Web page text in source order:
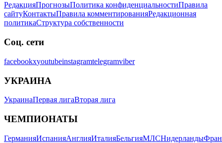
РедакцияПрогнозыПолитика конфиденциальностиПравила
сайтуКонтактыПравила комментированияРедакционная
политикаСтруктура собственности
Соц. сети
facebookxyoutubeinstagramtelegramviber
УКРАИНА
УкраинаПервая лигаВторая лига
ЧЕМПИОНАТЫ
ГерманияИспанияАнглияИталияБельгияМЛСНидерланды